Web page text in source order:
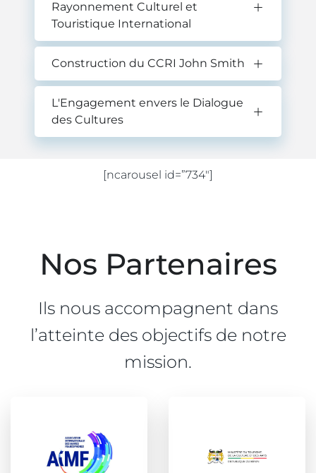
Rayonnement Culturel et
Touristique International
Construction du CCRI John Smith
L'Engagement envers le Dialogue
des Cultures
[ncarousel id=”734″]
Nos Partenaires
Ils nous accompagnent dans
l’atteinte des objectifs de notre
mission.